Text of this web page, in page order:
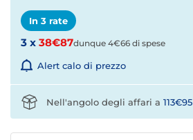
In 3 rate
3 x 38€87dunque 4€66 di spese
Alert calo di prezzo
Nell'angolo degli affari a 113€95